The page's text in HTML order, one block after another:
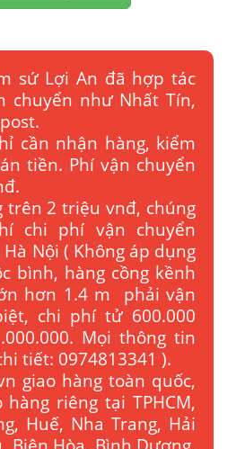
sứ Lợi An đã hợp tác
chuyển như Nhất Tín,
cần nhận hàng, kiểm
tiền. Phí vận chuyển
trên 2 triệu vnđ, chúng
chi phí vận chuyển
Nội ( Không áp dụng
bình, hàng cồng kềnh
hơn 1.4 m phải vận
chi phí tử 600.000
Mọi thông tin
tiết: 0974813341 ).
giao hàng toàn quốc,
riêng tại TPHCM,
Huế, Nha Trang, Hải